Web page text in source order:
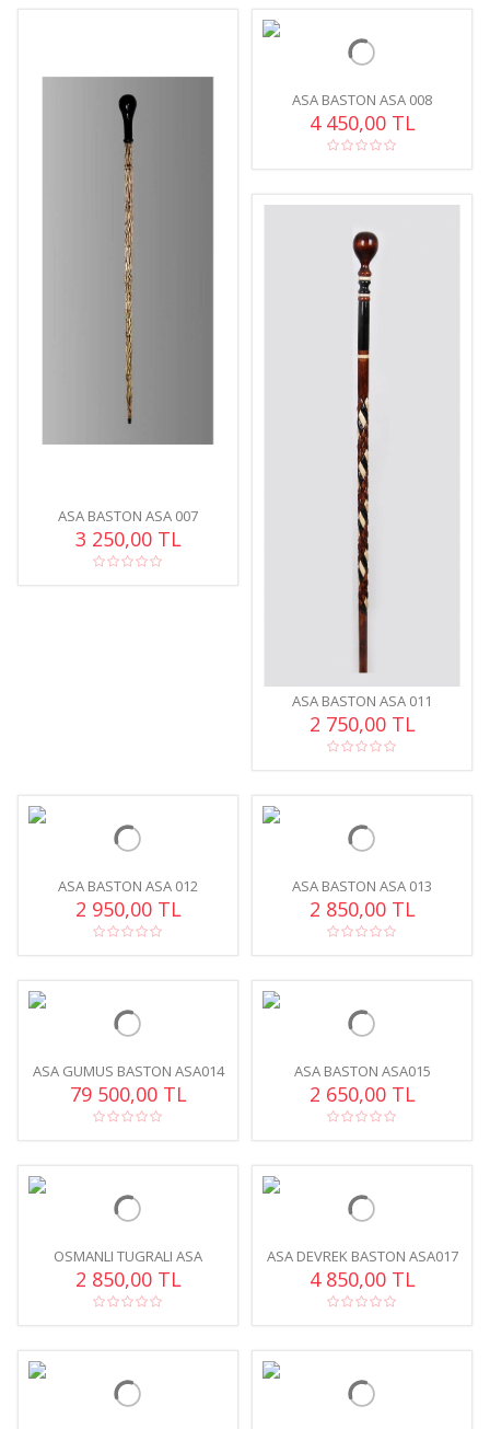
ASA BASTON ASA 007
3 250,00 TL
ASA BASTON ASA 008
4 450,00 TL
ASA BASTON ASA 011
2 750,00 TL
ASA BASTON ASA 012
2 950,00 TL
ASA BASTON ASA 013
2 850,00 TL
ASA GUMUS BASTON ASA014
79 500,00 TL
ASA BASTON ASA015
2 650,00 TL
OSMANLI TUGRALI ASA
BASTON ASA016
2 850,00 TL
ASA DEVREK BASTON ASA017
4 850,00 TL